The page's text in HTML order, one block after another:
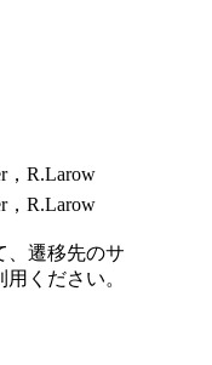
，R.Larow
，R.Larow
、遷移先のサ
ください。